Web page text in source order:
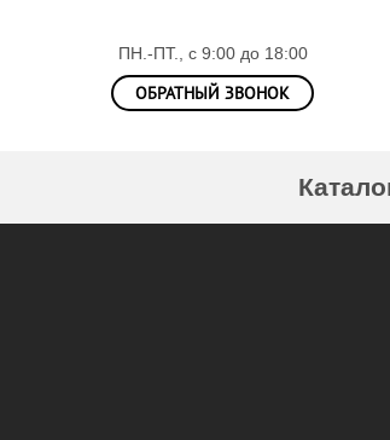
ПН.-ПТ., с 9:00 до 18:00
ОБРАТНЫЙ ЗВОНОК